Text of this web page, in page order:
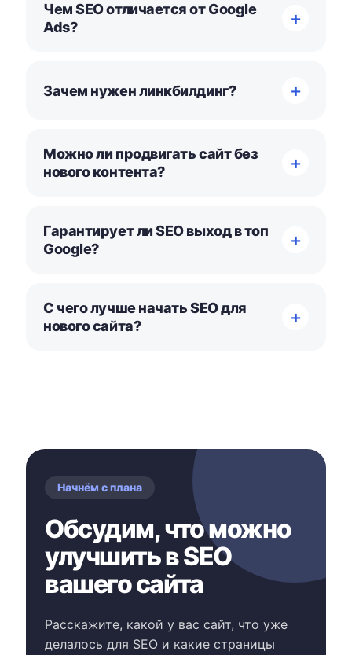
Чем SEO отличается от Google
Ads?
Зачем нужен линкбилдинг?
Можно ли продвигать сайт без
нового контента?
Гарантирует ли SEO выход в топ
Google?
С чего лучше начать SEO для
нового сайта?
Начнём с плана
Обсудим, что можно
улучшить в SEO
вашего сайта
Расскажите, какой у вас сайт, что уже
делалось для SEO и какие страницы